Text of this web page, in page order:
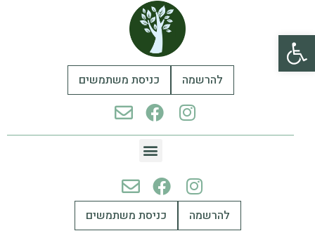
פתח סרגל נגישות
להרשמה כניסת משתמשים
להרשמה כניסת משתמשים